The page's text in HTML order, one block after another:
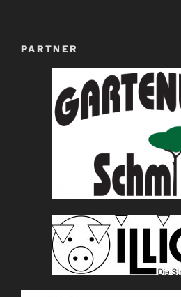
PARTNER